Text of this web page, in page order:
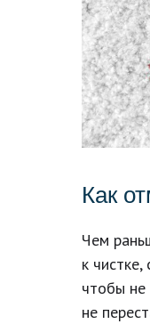
Как
Чем
к
чтобы не
не